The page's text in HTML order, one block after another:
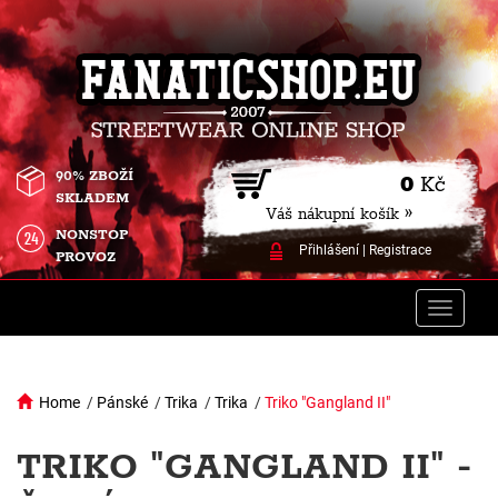
0 Kč
Váš nákupní košík »
Přihlášení| Registrace
90% ZBOŽÍ
SKLADEM
NONSTOP
PROVOZ
Toggle
Home / Pánské /Trika /Trika /Triko "Gangland II"
TRIKO "GANGLAND II" -